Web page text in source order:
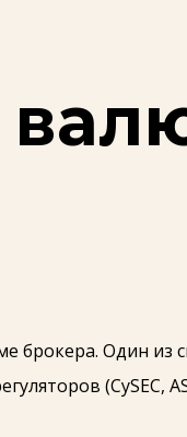
брокера. Один из
(CySEC,